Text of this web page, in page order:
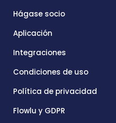
Hágase socio
Aplicación
Integraciones
Condiciones de uso
Política de privacidad
Flowlu y GDPR